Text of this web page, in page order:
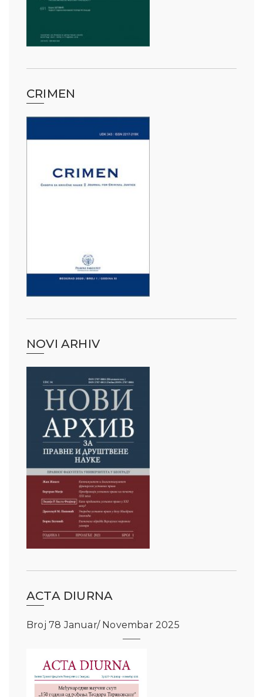
CRIMEN
NOVI ARHIV
ACTA DIURNA
Broj 78 Januar/ Novembar 2025